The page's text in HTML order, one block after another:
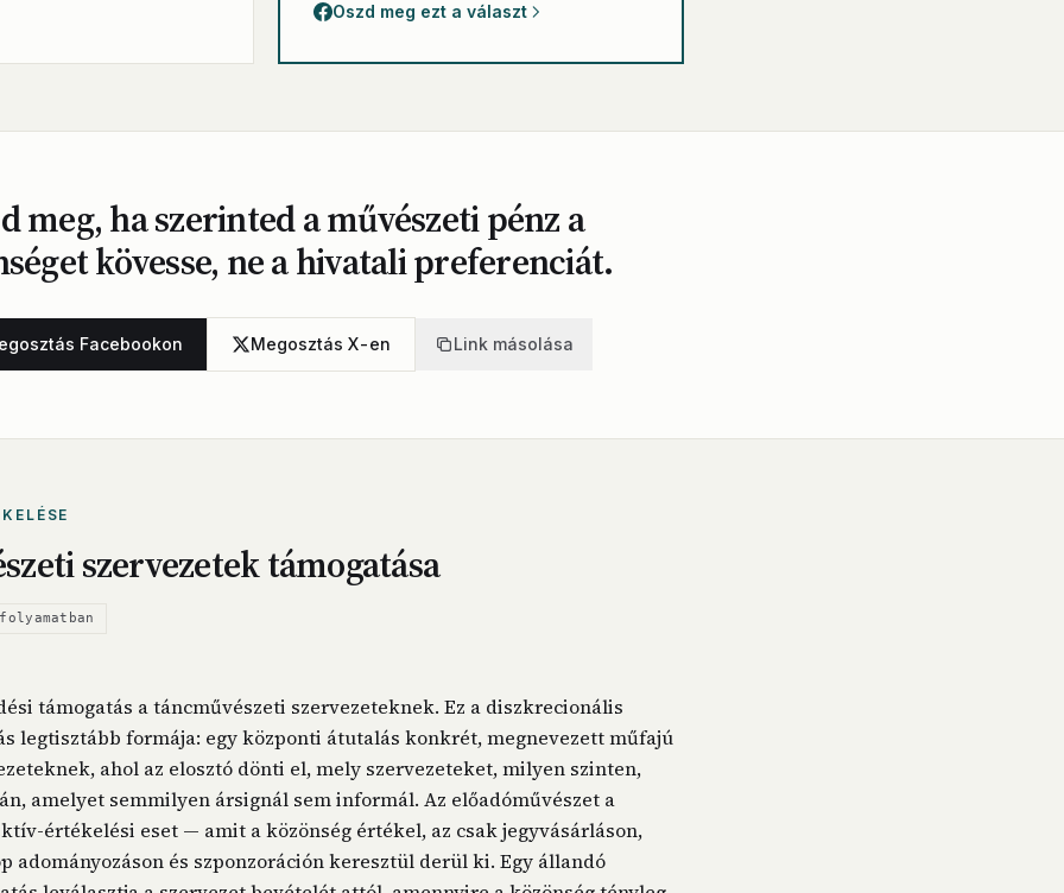
Oszd meg ezt a választ
meg, ha szerinted a művészeti pénz a
kövesse, ne a hivatali preferenciát.
Facebookon Megosztás X-en Link másolása
szervezetek támogatása
támogatás a táncművészeti szervezeteknek. Ez a diszkrecionális
legtisztább formája: egy központi átutalás konkrét, megnevezett műfajú
ahol az elosztó dönti el, mely szervezeteket, milyen szinten,
amelyet semmilyen ársignál sem informál. Az előadóművészet a
értékelési eset — amit a közönség értékel, az csak jegyvásárláson,
adományozáson és szponzoráción keresztül derül ki. Egy állandó